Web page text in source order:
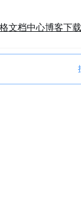
文档中心博客下载